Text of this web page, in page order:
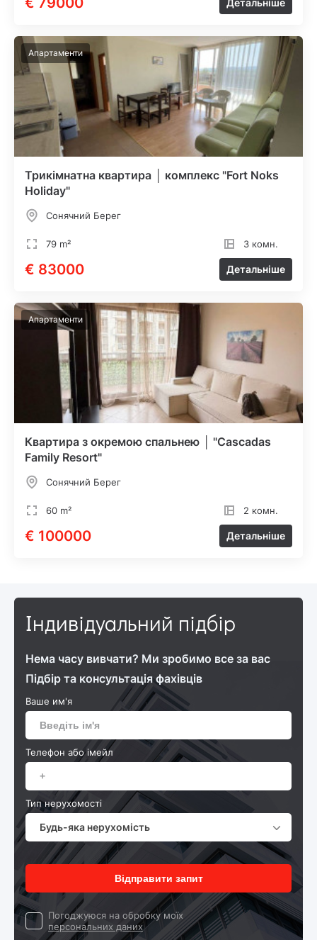
Детальніше
Апартаменти
Трикімнатна квартира │ комплекс "Fort Noks
Holiday"
Сонячний Берег
79 m² 3 комн.
€ 83000 Детальніше
Апартаменти
Квартира з окремою спальнею │ "Cascadas
Family Resort"
Сонячний Берег
60 m² 2 комн.
€ 100000 Детальніше
Індивідуальний підбір
Нема часу вивчати? Ми зробимо все за вас
Підбір та консультація фахівців
Ваше им'я
Телефон або імейл
Тип нерухомості
Будь-яка нерухомість
Відправити запит
Погоджуюся на обробку моїх
персональних даних